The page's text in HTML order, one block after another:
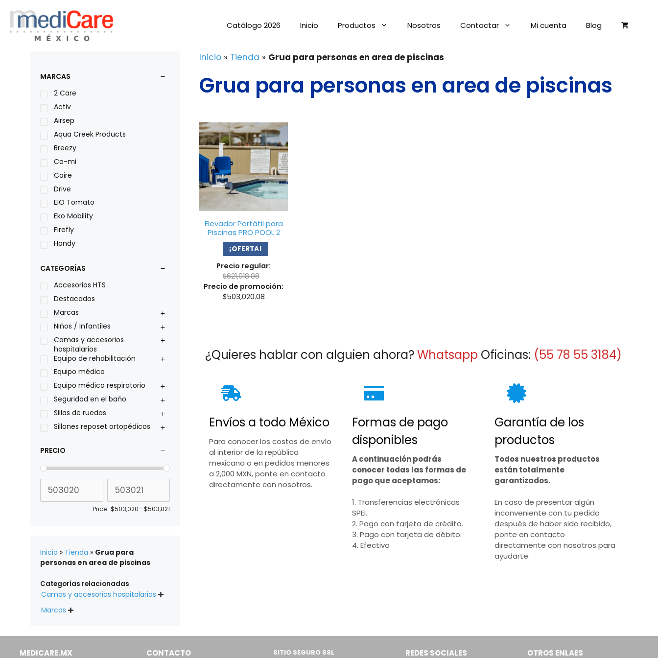
contenido
Catálogo 2026 Inicio Productos Nosotros Contactar Mi cuenta Blog
Inicio » Tienda » Grua para personas en area de piscinas
Grua para personas en area de piscinas
Elevador Portátil para
Piscinas PRO POOL 2
¡OFERTA!
Precio regular:
$621,018.08
Precio de promoción:
$503,020.08
¿Quieres hablar con alguien ahora?Whatsapp Oficinas: (55 78 55 3184)
Envíos a todo México
Para conocer los costos de envío
al interior de la república
mexicana o en pedidos menores
a 2,000 MXN, ponte en contacto
directamente con nosotros.
Formas de pago
disponibles
A continuación podrás
conocer todas las formas de
pago que aceptamos:
1. Transferencias electrónicas
SPEI.
2. Pago con tarjeta de crédito.
3. Pago con tarjeta de débito.
4. Efectivo
Garantía de los
productos
Todos nuestros productos
están totalmente
garantizados.
En caso de presentar algún
inconveniente con tu pedido
después de haber sido recibido,
ponte en contacto
directamente con nosotros para
ayudarte.
MARCAS
2 Care
Activ
Airsep
Aqua Creek Products
Breezy
Ca-mi
Caire
Drive
EIO Tomato
Eko Mobility
Firefly
Handy
Leggero
Lumex
Medical Store
Nidek
Oxiplus
Philips
Pride
Roho
Sillas de ruedas Everest Jennings
CATEGORÍAS
Accesorios HTS
Destacados
Marcas
Niños / Infantiles
Camas y accesorios
hospitalarios
Equipo de rehabilitación
Equipo médico
Equipo médico respiratorio
Seguridad en el baño
Sillas de ruedas
Sillones reposet ortopédicos
PRECIO
Price: $503,020—$503,021
Inicio » Tienda » Grua para
personas en area de piscinas
Categorías relacionadas
Camas y accesorios hospitalarios 
Marcas 
MEDICARE.MX CONTACTO SITIO SEGURO SSL REDES SOCIALES OTROS ENLAES